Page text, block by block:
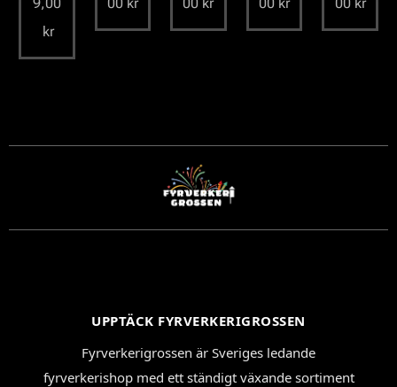
kr
UPPTÄCK FYRVERKERIGROSSEN
Fyrverkerigrossen är Sveriges ledande
fyrverkerishop med ett ständigt växande sortiment